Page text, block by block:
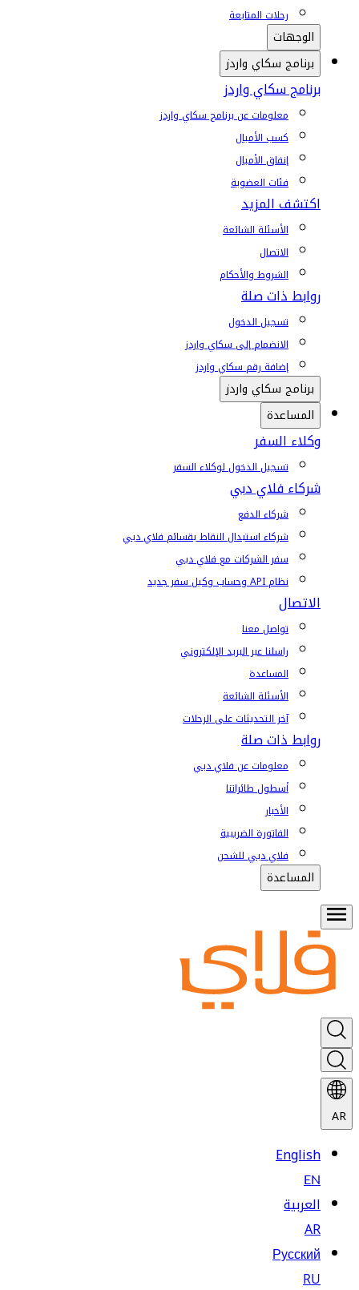
رحلات المتابعة
الوجهات
برنامج سكاي واردز
برنامج سكاي واردز
معلومات عن برنامج سكاي واردز
كسب الأميال
إنفاق الأميال
فئات العضوية
اكتشف المزيد
الأسئلة الشائعة
الاتصال
الشروط والأحكام
روابط ذات صلة
تسجيل الدخول
الانضمام إلى سكاي واردز
إضافة رقم سكاي واردز
برنامج سكاي واردز
المساعدة
وكلاء السفر
تسجيل الدخول لوكلاء السفر
شركاء فلاي دبي
شركاء الدفع
شركاء استبدال النقاط بقسائم فلاي دبي
سفر الشركات مع فلاي دبي
نظام API وحساب وكيل سفر جديد
الاتصال
تواصل معنا
راسلنا عبر البريد الإلكتروني
المساعدة
الأسئلة الشائعة
آخر التحديثات على الرحلات
روابط ذات صلة
معلومات عن فلاي دبي
أسطول طائراتنا
الأخبار
الفاتورة الضريبية
فلاي دبي للشحن
المساعدة
AR
English
EN
العربية
AR
Русский
RU